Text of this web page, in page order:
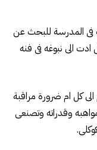
فى المدرسة للبحث عن
ادت الى نبوغه فى فنه
كل ام ضرورة مراقبة
وقدراته وتصنعى